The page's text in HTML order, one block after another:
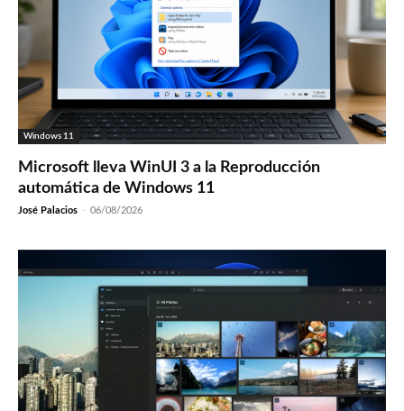
Windows 11
Microsoft lleva WinUI 3 a la Reproducción
automática de Windows 11
José Palacios - 06/08/2026